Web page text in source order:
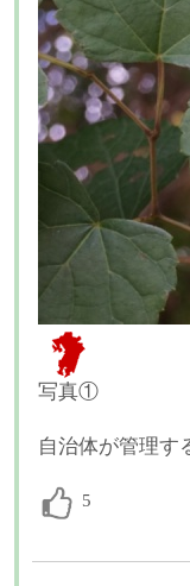
写真①
自治体が管理す